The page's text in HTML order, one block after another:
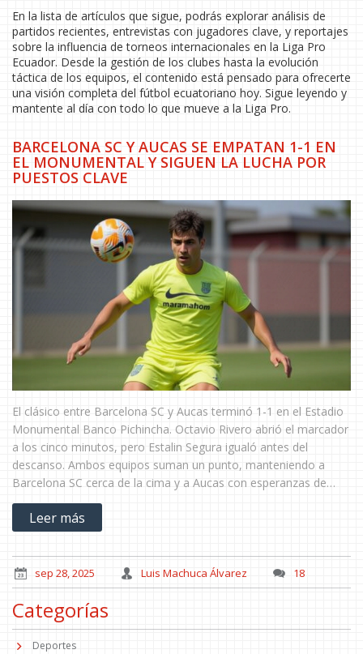
En la lista de artículos que sigue, podrás explorar análisis de
partidos recientes, entrevistas con jugadores clave, y reportajes
sobre la influencia de torneos internacionales en la Liga Pro
Ecuador. Desde la gestión de los clubes hasta la evolución
táctica de los equipos, el contenido está pensado para ofrecerte
una visión completa del fútbol ecuatoriano hoy. Sigue leyendo y
mantente al día con todo lo que mueve a la Liga Pro.
BARCELONA SC Y AUCAS SE EMPATAN 1-1 EN
EL MONUMENTAL Y SIGUEN LA LUCHA POR
PUESTOS CLAVE
El clásico entre Barcelona SC y Aucas terminó 1-1 en el Estadio
Monumental Banco Pichincha. Octavio Rivero abrió el marcador
a los cinco minutos, pero Estalin Segura igualó antes del
descanso. Ambos equipos suman un punto, manteniendo a
Barcelona SC cerca de la cima y a Aucas con esperanzas de
escalar posiciones.
Leer más
sep 28, 2025 Luis Machuca Álvarez 18
Categorías
Deportes